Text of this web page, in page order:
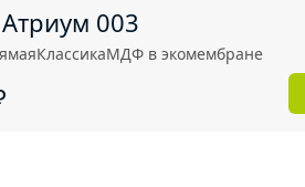
003
КлассикаМДФ в экомембране